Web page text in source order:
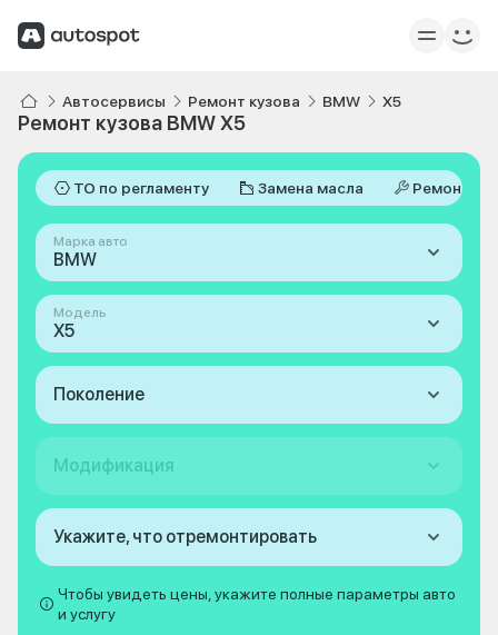
Автосервисы Ремонт кузова BMW X5
Ремонт кузова BMW X5
ТО по регламенту Замена масла Ремонт
Марка авто
BMW
Модель
X5
Поколение
Модификация
Укажите, что отремонтировать
Чтобы увидеть цены, укажите полные параметры авто
и услугу